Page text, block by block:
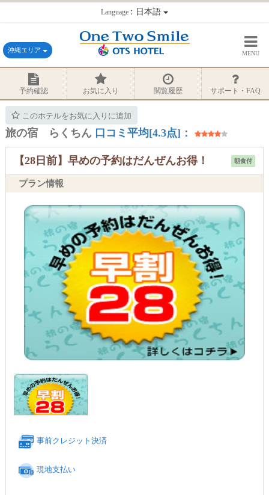
Language：日本語
沖縄エリア MENU
予約確認 お気に入り 閲覧履歴 サポート・FAQ
このホテルをお気に入りに追加
旅の宿 らくちん 口コミ平均[4.3点]：
朝食付
【28日前】早めの予約はだんぜんお得！
プラン情報
事前クレジット決済
現地支払い